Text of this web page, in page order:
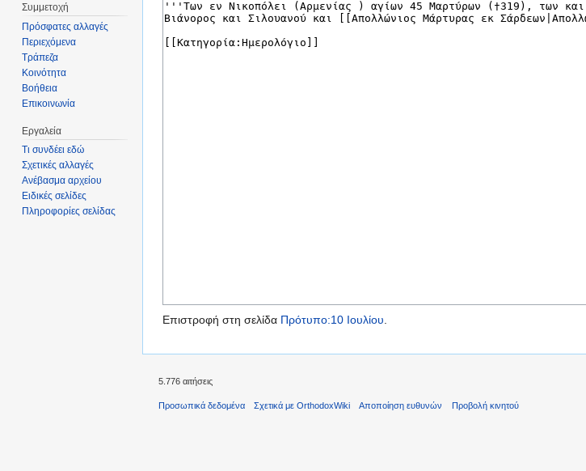
Επιστροφή στη σελίδα Πρότυπο:10 Ιουλίου.
Συμμετοχή
Πρόσφατες αλλαγές
Περιεχόμενα
Τράπεζα
Κοινότητα
Βοήθεια
Επικοινωνία
Εργαλεία
Τι συνδέει εδώ
Σχετικές αλλαγές
Ανέβασμα αρχείου
Ειδικές σελίδες
Πληροφορίες σελίδας
5.776 αιτήσεις
Προσωπικά δεδομένα Σχετικά με OrthodoxWiki Αποποίηση ευθυνών Προβολή κινητού